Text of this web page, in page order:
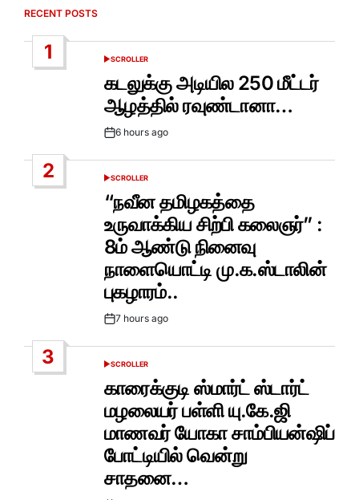
RECENT POSTS
1
POSTED
SCROLLER
கடலுக்கு அடியில 250 மீட்டர்
ஆழத்தில் ரவுண்டானா…
Post6 hours ago
2
POSTED
SCROLLER
“நவீன தமிழகத்தை
உருவாக்கிய சிற்பி கலைஞர்” :
8ம் ஆண்டு நினைவு
நாளையொட்டி மு.க.ஸ்டாலின்
புகழாரம்..
Post7 hours ago
3
POSTED
SCROLLER
காரைக்குடி ஸ்மார்ட் ஸ்டார்ட்
மழலையர் பள்ளி யு.கே.ஜி
மாணவர் யோகா சாம்பியன்ஷிப்
போட்டியில் வென்று
சாதனை…